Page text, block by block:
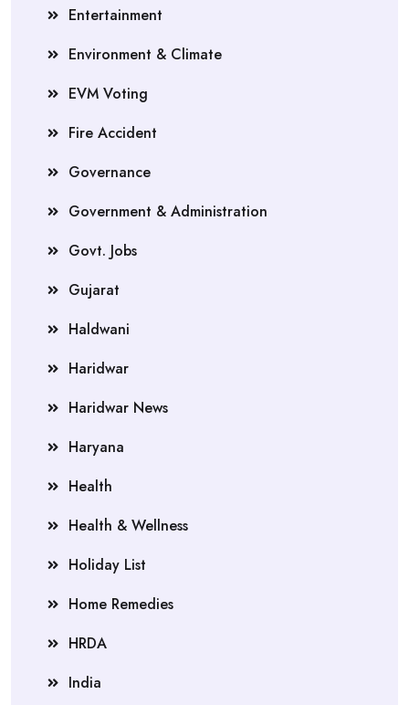
Entertainment
Environment & Climate
EVM Voting
Fire Accident
Governance
Government & Administration
Govt. Jobs
Gujarat
Haldwani
Haridwar
Haridwar News
Haryana
Health
Health & Wellness
Holiday List
Home Remedies
HRDA
India